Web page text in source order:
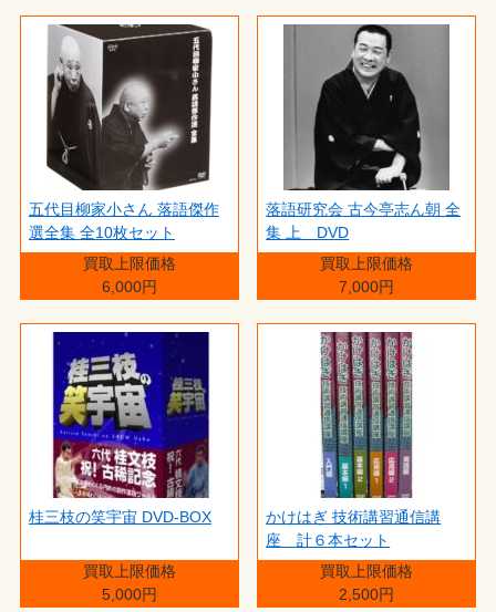
五代目柳家小さん 落語傑作
選全集 全10枚セット
買取上限価格
6,000円
落語研究会 古今亭志ん朝 全
集 上 DVD
買取上限価格
7,000円
桂三枝の笑宇宙 DVD-BOX
買取上限価格
5,000円
かけはぎ 技術講習通信講
座 計６本セット
買取上限価格
2,500円